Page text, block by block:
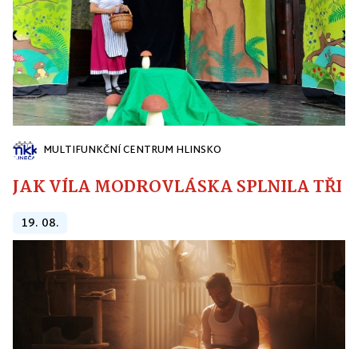
MULTIFUNKČNÍ CENTRUM HLINSKO
JAK VÍLA MODROVLÁSKA SPLNILA
19. 08.